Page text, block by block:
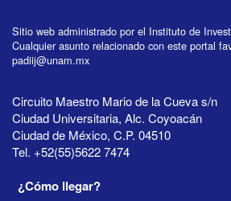
Sitio web administrado por el Instituto de
Cualquier asunto relacionado con este portal
padiij@unam.mx
Circuito Maestro Mario de la Cueva s/n
Ciudad Universitaria, Alc. Coyoacán
Ciudad de México, C.P. 04510
Tel. +52(55)5622 7474
¿Cómo llegar?